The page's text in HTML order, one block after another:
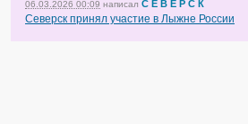
06.03.2026 00:09 написал С Е В Е Р С К
Северск принял участие в Лыжне России